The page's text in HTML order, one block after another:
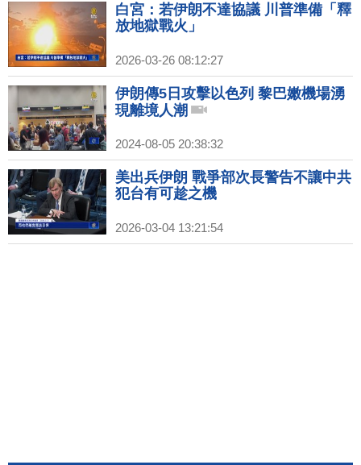
白宮：若伊朗不達協議 川普準備「釋
放地獄戰火」
2026-03-26 08:12:27
伊朗傳5日攻擊以色列 黎巴嫩機場湧
現離境人潮
2024-08-05 20:38:32
美出兵伊朗 戰爭部次長警告不讓中共
犯台有可趁之機
2026-03-04 13:21:54